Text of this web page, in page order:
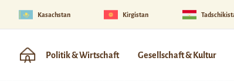
Kasachstan Kirgistan
Politik & Wirtschaft Gesellschaft & Kultur